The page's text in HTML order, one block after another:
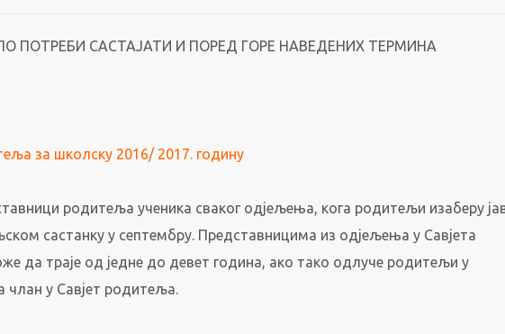
ПОТРЕБИ САСТАЈАТИ И ПОРЕД ГОРЕ НАВЕДЕНИХ ТЕРМИНА
за школску 2016/ 2017. годину
родитеља ученика сваког одјељења, кога родитељи изаберу
састанку у септембру. Представницима из одјељења у Савјета
да траје од једне до девет година, ако тако одлуче родитељи у
члан у Савјет родитеља.